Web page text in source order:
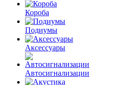
Короба
Подиумы
Аксессуары
Автосигнализации